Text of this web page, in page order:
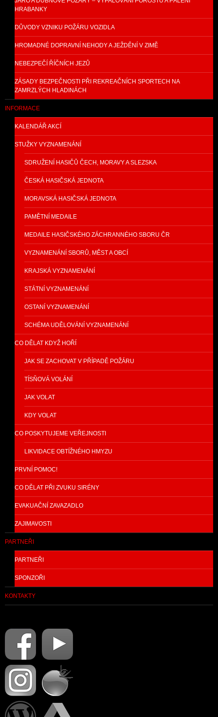
HRABANKY
DŮVODY VZNIKU POŽÁRU VOZIDLA
HROMADNÉ DOPRAVNÍ NEHODY A JEŽDĚNÍ V ZIMĚ
NEBEZPEČÍ ŘÍČNÍCH JEZŮ
ZÁSADY BEZPEČNOSTI PŘI REKREAČNÍCH SPORTECH NA
ZAMRZLÝCH HLADINÁCH
INFORMACE
KALENDÁŘ AKCÍ
STUŽKY VYZNAMENÁNÍ
SDRUŽENÍ HASIČŮ ČECH, MORAVY A SLEZSKA
ČESKÁ HASIČSKÁ JEDNOTA
MORAVSKÁ HASIČSKÁ JEDNOTA
PAMĚTNÍ MEDAILE
MEDAILE HASIČSKÉHO ZÁCHRANNÉHO SBORU ČR
VYZNAMENÁNÍ SBORŮ, MĚST A OBCÍ
KRAJSKÁ VYZNAMENÁNÍ
STÁTNÍ VYZNAMENÁNÍ
OSTANÍ VYZNAMENÁNÍ
SCHÉMA UDĚLOVÁNÍ VYZNAMENÁNÍ
CO DĚLAT KDYŽ HOŘÍ
JAK SE ZACHOVAT V PŘÍPADĚ POŽÁRU
TÍSŇOVÁ VOLÁNÍ
JAK VOLAT
KDY VOLAT
CO POSKYTUJEME VEŘEJNOSTI
LIKVIDACE OBTÍŽNÉHO HMYZU
PRVNÍ POMOC!
CO DĚLAT PŘI ZVUKU SIRÉNY
EVAKUAČNÍ ZAVAZADLO
ZAJIMAVOSTI
PARTNEŘI
PARTNEŘI
SPONZOŘI
KONTAKTY